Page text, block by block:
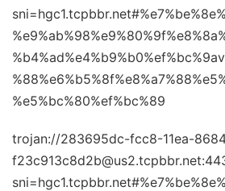
%e5%bc%80%ef%bc%89
trojan://283695dc-fcc8-11ea-